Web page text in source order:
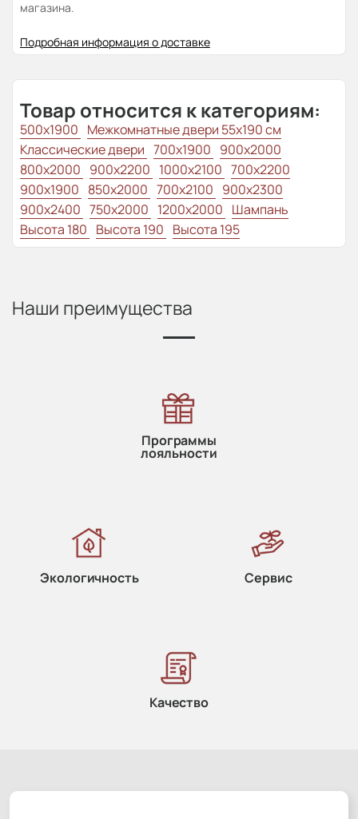
магазина.
Подробная информация о доставке
Товар относится к категориям:
500x1900 Межкомнатные двери 55х190 см
Классические двери 700x1900 900x2000
800x2000 900x2200 1000x2100 700x2200
900x1900 850x2000 700x2100 900x2300
900x2400 750x2000 1200x2000 Шампань
Высота 180 Высота 190 Высота 195
Наши преимущества
Программы
лояльности
Экологичность Сервис
Качество